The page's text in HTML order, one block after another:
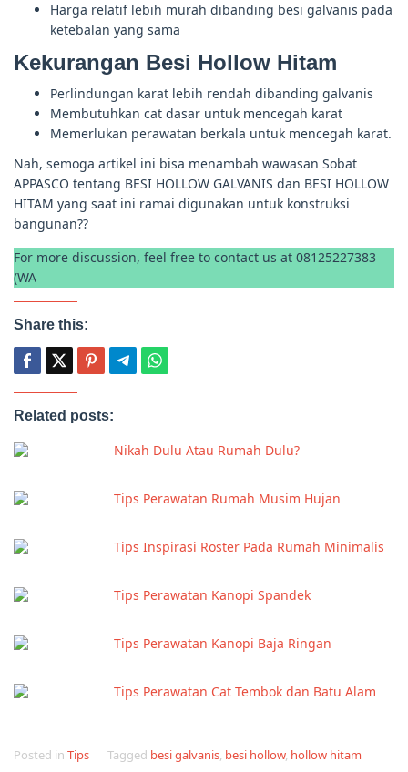
Harga relatif lebih murah dibanding besi galvanis pada
ketebalan yang sama
Kekurangan Besi Hollow Hitam
Perlindungan karat lebih rendah dibanding galvanis
Membutuhkan cat dasar untuk mencegah karat
Memerlukan perawatan berkala untuk mencegah karat.
Nah, semoga artikel ini bisa menambah wawasan Sobat
APPASCO tentang BESI HOLLOW GALVANIS dan BESI HOLLOW
HITAM yang saat ini ramai digunakan untuk konstruksi
bangunan??
For more discussion, feel free to contact us at 08125227383
(WA
Share this:
Related posts:
Nikah Dulu Atau Rumah Dulu?
Tips Perawatan Rumah Musim Hujan
Tips Inspirasi Roster Pada Rumah Minimalis
Tips Perawatan Kanopi Spandek
Tips Perawatan Kanopi Baja Ringan
Tips Perawatan Cat Tembok dan Batu Alam
Posted in Tips Tagged besi galvanis, besi hollow, hollow hitam